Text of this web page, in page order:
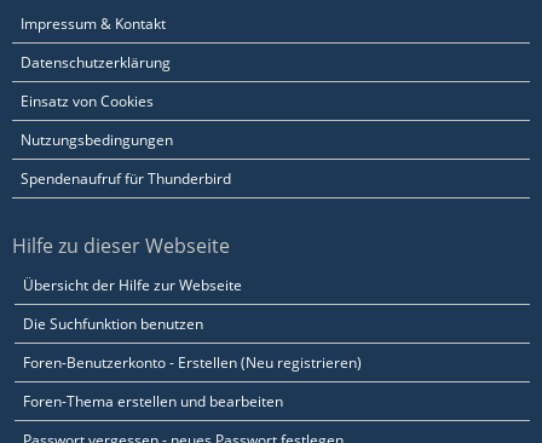
Impressum & Kontakt
Datenschutzerklärung
Einsatz von Cookies
Nutzungsbedingungen
Spendenaufruf für Thunderbird
Hilfe zu dieser Webseite
Übersicht der Hilfe zur Webseite
Die Suchfunktion benutzen
Foren-Benutzerkonto - Erstellen (Neu registrieren)
Foren-Thema erstellen und bearbeiten